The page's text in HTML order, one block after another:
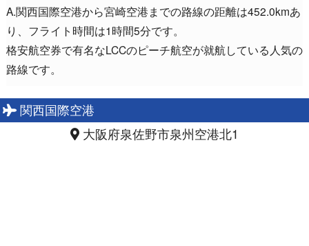
A.関西国際空港から宮崎空港までの路線の距離は452.0kmあ
り、フライト時間は1時間5分です。
格安航空券で有名なLCCのピーチ航空が就航している人気の
路線です。
関西国際空港
大阪府泉佐野市泉州空港北1